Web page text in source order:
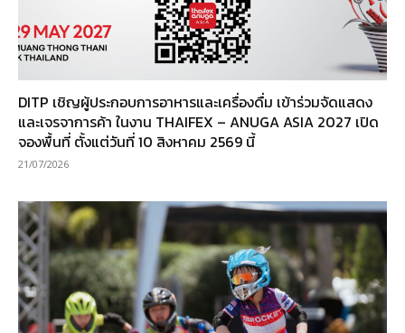
DITP เชิญผู้ประกอบการอาหารและเครื่องดื่ม เข้าร่วมจัดแสดง
และเจรจาการค้า ในงาน THAIFEX – ANUGA ASIA 2027 เปิด
จองพื้นที่ ตั้งแต่วันที่ 10 สิงหาคม 2569 นี้
21/07/2026